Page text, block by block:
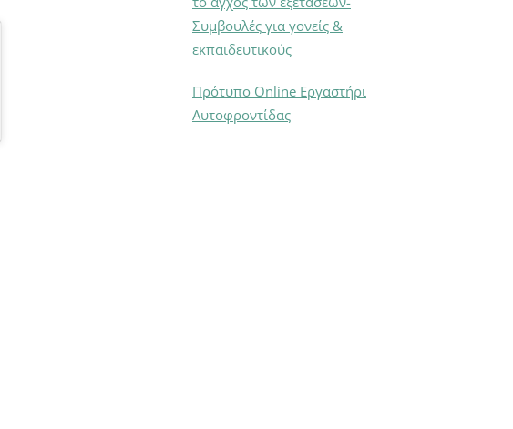
Συμβουλές για γονείς &
εκπαιδευτικούς
Πρότυπο Online Εργαστήρι
Αυτοφροντίδας